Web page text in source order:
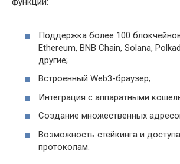
Поддержка более 100
Ethereum, BNB Chain, Solana,
другие;
Встроенный Web3-браузер;
Интеграция с аппаратными
Создание множественных
Возможность стейкинга и
протоколам.